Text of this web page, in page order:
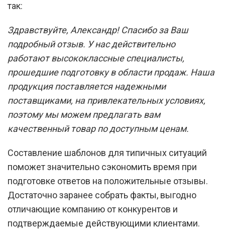
так:
Здравствуйте, Александр! Спасибо за Ваш
подробный отзыв. У нас действительно
работают высококлассные специалисты,
прошедшие подготовку в области продаж. Наша
продукция поставляется надежными
поставщиками, на привлекательных условиях,
поэтому мы можем предлагать вам
качественный товар по доступным ценам.
Составление шаблонов для типичных ситуаций
поможет значительно сэкономить время при
подготовке ответов на положительные отзывы.
Достаточно заранее собрать факты, выгодно
отличающие компанию от конкурентов и
подтверждаемые действующими клиентами.